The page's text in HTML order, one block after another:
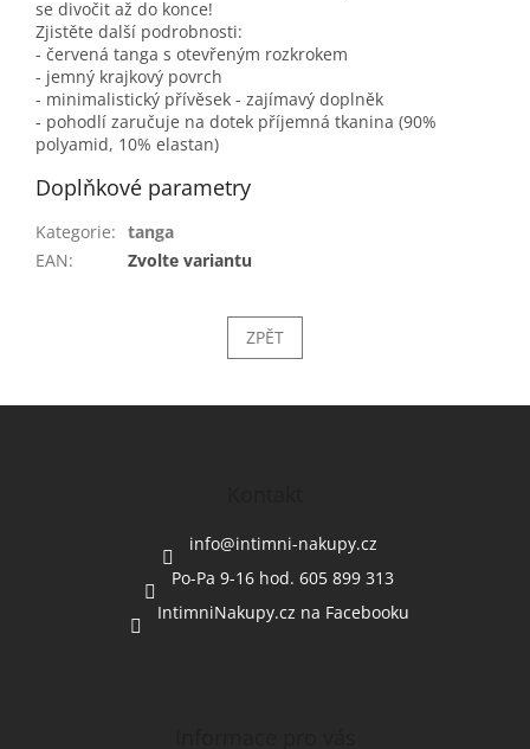
se divočit až do konce!
Zjistěte další podrobnosti:
- červená tanga s otevřeným rozkrokem
- jemný krajkový povrch
- minimalistický přívěsek - zajímavý doplněk
- pohodlí zaručuje na dotek příjemná tkanina (90%
polyamid, 10% elastan)
Doplňkové parametry
Kategorie: tanga
EAN: Zvolte variantu
ZPĚT
info@intimni-nakupy.cz
Po-Pa 9-16 hod. 605 899 313
IntimniNakupy.cz na Facebooku